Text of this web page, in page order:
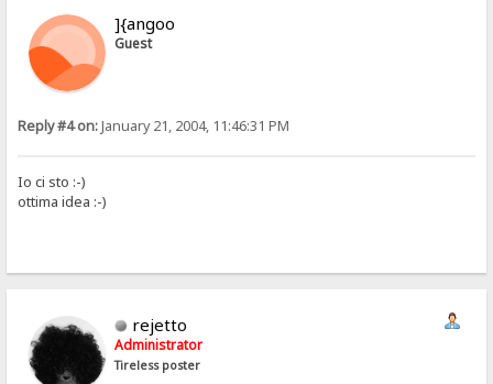
]{angoo
Guest
Reply #4 on:January 21, 2004, 11:46:31 PM
Io ci sto :-)
ottima idea :-)
rejetto
Administrator
Tireless poster